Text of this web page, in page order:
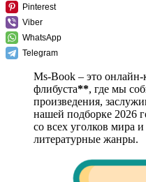
Pinterest
Viber
WhatsApp
Telegram
Ms-Book – это онлайн-
флибуста**, где мы
произведения,
нашей подборке 2026
со всех уголков мира
литературные жанры.